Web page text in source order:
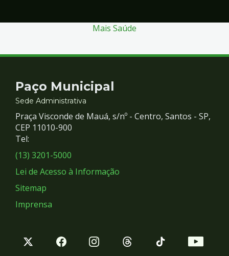
Mais Saúde
Contato
e
Redes
Sociais
Paço Municipal
Sede Administrativa
Praça Visconde de Mauá, s/nº - Centro, Santos - SP,
CEP 11010-900
Tel:
(13) 3201-5000
Lei de Acesso à Informação
Sitemap
Imprensa